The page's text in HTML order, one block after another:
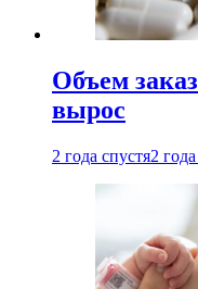
Объем
вырос
2 года спустя2